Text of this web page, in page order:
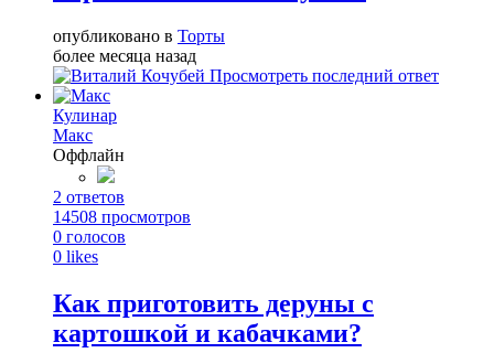
опубликовано в Торты
более месяца назад
Просмотреть последний ответ
Кулинар
Макс
Оффлайн
2 ответов
14508 просмотров
0 голосов
0 likes
Как приготовить деруны с
картошкой и кабачками?